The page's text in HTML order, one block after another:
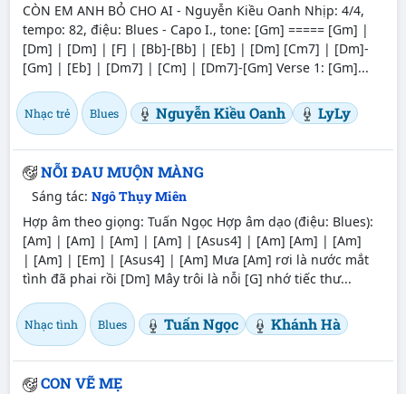
CÒN EM ANH BỎ CHO AI - Nguyễn Kiều Oanh Nhịp: 4/4,
tempo: 82, điệu: Blues - Capo I., tone: [Gm] ===== [Gm] |
[Dm] | [Dm] | [F] | [Bb]-[Bb] | [Eb] | [Dm] [Cm7] | [Dm]-
[Gm] | [Eb] | [Dm7] | [Cm] | [Dm7]-[Gm] Verse 1: [Gm]...
Nhạc trẻ Blues Nguyễn Kiều Oanh LyLy
NỖI ĐAU MUỘN MÀNG
Sáng tác: Ngô Thụy Miên
Hợp âm theo giọng: Tuấn Ngọc Hợp âm dạo (điệu: Blues):
[Am] | [Am] | [Am] | [Am] | [Asus4] | [Am] [Am] | [Am]
| [Am] | [Em] | [Asus4] | [Am] Mưa [Am] rơi là nước mắt
tình đã phai rồi [Dm] Mây trôi là nỗi [G] nhớ tiếc thư...
Nhạc tình Blues Tuấn Ngọc Khánh Hà
CON VẼ MẸ